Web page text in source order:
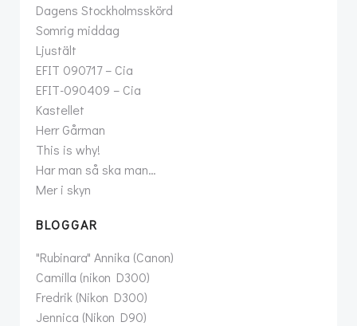
Dagens Stockholmsskörd
Somrig middag
Ljustält
EFIT 090717 – Cia
EFIT-090409 – Cia
Kastellet
Herr Gårman
This is why!
Har man så ska man…
Mer i skyn
BLOGGAR
"Rubinara" Annika (Canon)
Camilla (nikon D300)
Fredrik (Nikon D300)
Jennica (Nikon D90)